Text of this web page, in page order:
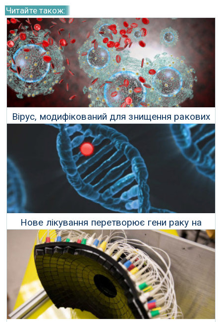
Читайте також:
Вірус, модифікований для знищення ракових
клітин, урятував життя пацієнту
26 Вересня 2022 р.
Нове лікування перетворює гени раку на
мітки «з'їж мене» для імунної системи
20 Вересня 2022 р.